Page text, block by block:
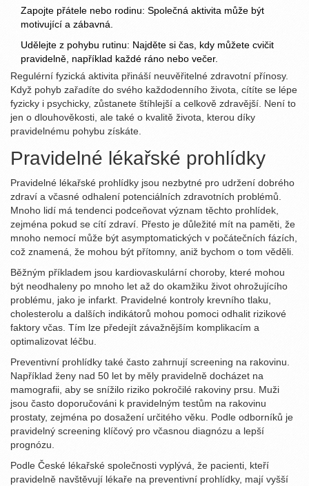
Zapojte přátele nebo rodinu: Společná aktivita může být
motivující a zábavná.
Udělejte z pohybu rutinu: Najděte si čas, kdy můžete cvičit
pravidelně, například každé ráno nebo večer.
Regulérní fyzická aktivita přináší neuvěřitelné zdravotní přínosy.
Když pohyb zařadíte do svého každodenního života, cítíte se lépe
fyzicky i psychicky, zůstanete štíhlejší a celkově zdravější. Není to
jen o dlouhověkosti, ale také o kvalitě života, kterou díky
pravidelnému pohybu získáte.
Pravidelné lékařské prohlídky
Pravidelné lékařské prohlídky jsou nezbytné pro udržení dobrého
zdraví a včasné odhalení potenciálních zdravotních problémů.
Mnoho lidí má tendenci podceňovat význam těchto prohlídek,
zejména pokud se cítí zdraví. Přesto je důležité mít na paměti, že
mnoho nemocí může být asymptomatických v počátečních fázích,
což znamená, že mohou být přítomny, aniž bychom o tom věděli.
Běžným příkladem jsou kardiovaskulární choroby, které mohou
být neodhaleny po mnoho let až do okamžiku život ohrožujícího
problému, jako je infarkt. Pravidelné kontroly krevního tlaku,
cholesterolu a dalších indikátorů mohou pomoci odhalit rizikové
faktory včas. Tím lze předejít závažnějším komplikacím a
optimalizovat léčbu.
Preventivní prohlídky také často zahrnují screening na rakovinu.
Například ženy nad 50 let by měly pravidelně docházet na
mamografii, aby se snížilo riziko pokročilé rakoviny prsu. Muži
jsou často doporučováni k pravidelným testům na rakovinu
prostaty, zejména po dosažení určitého věku. Podle odborníků je
pravidelný screening klíčový pro včasnou diagnózu a lepší
prognózu.
Podle České lékařské společnosti vyplývá, že pacienti, kteří
pravidelně navštěvují lékaře na preventivní prohlídky, mají vyšší